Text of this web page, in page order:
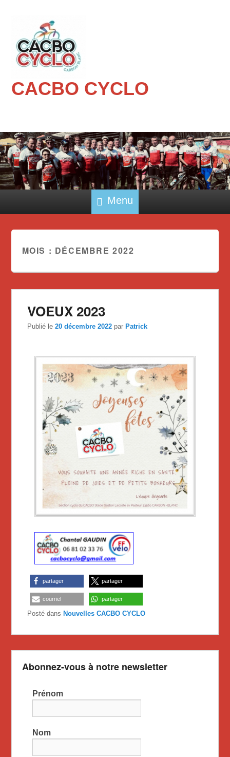
CACBO CYCLO
Menu
MOIS : DÉCEMBRE 2022
VOEUX 2023
Publié le20 décembre 2022 par Patrick
partager partager
courriel partager
Posté dans Nouvelles CACBO CYCLO
Abonnez-vous à notre newsletter
Prénom
Nom